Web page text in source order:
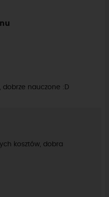
dobrze nauczone :D
kosztów, dobra